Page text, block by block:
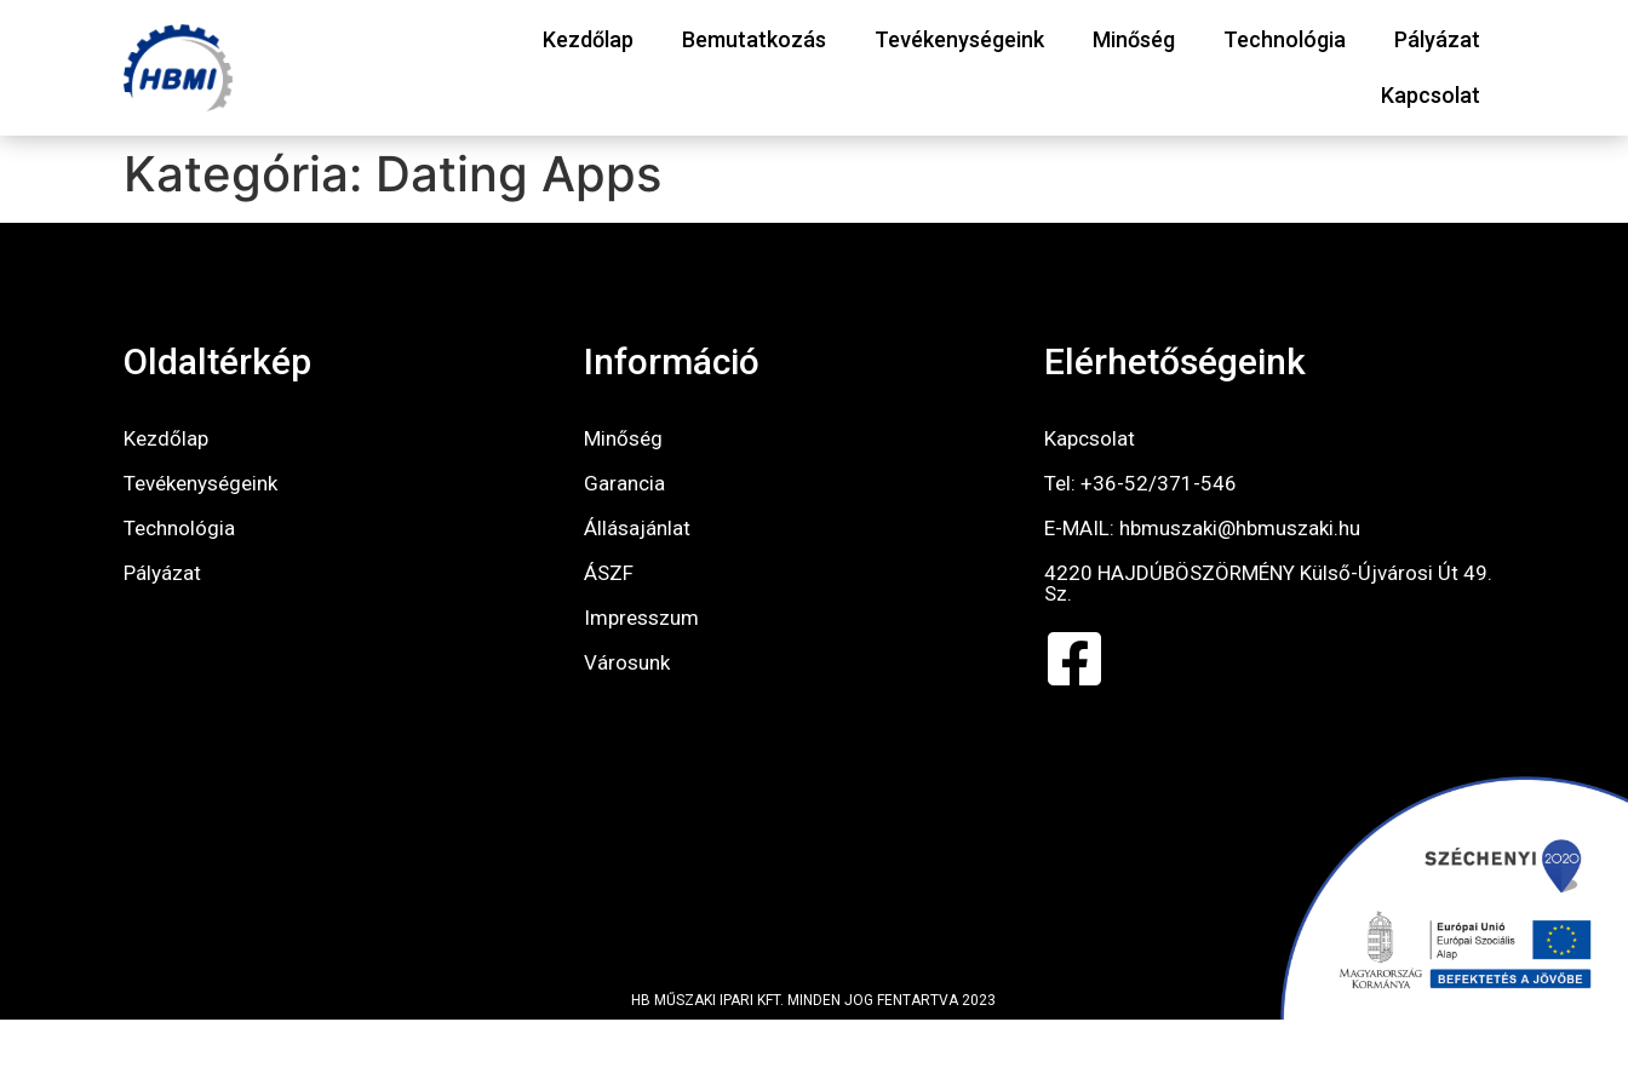
Kezdőlap Bemutatkozás Tevékenységeink Minőség Technológia Pályázat
Kapcsolat
Kategória: Dating Apps
Oldaltérkép
Kezdőlap
Tevékenységeink
Technológia
Pályázat
Információ
Minőség
Garancia
Állásajánlat
ÁSZF
Impresszum
Városunk
Elérhetőségeink
Kapcsolat
Tel: +36-52/371-546
E-MAIL: hbmuszaki@hbmuszaki.hu
4220 HAJDÚBÖSZÖRMÉNY Külső-Újvárosi Út 49.
Sz.
HB MŰSZAKI IPARI KFT. MINDEN JOG FENTARTVA 2023